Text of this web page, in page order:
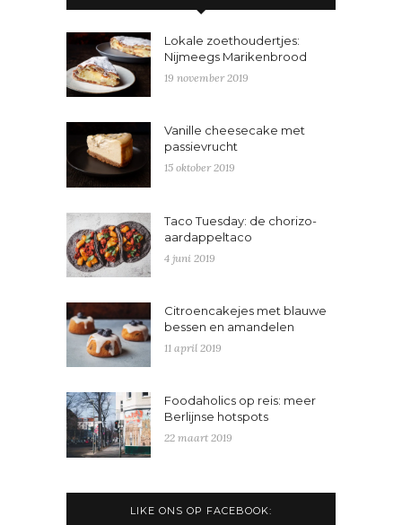
Lokale zoethoudertjes:
Nijmeegs Marikenbrood
19 november 2019
Vanille cheesecake met
passievrucht
15 oktober 2019
Taco Tuesday: de chorizo-
aardappeltaco
4 juni 2019
Citroencakejes met blauwe
bessen en amandelen
11 april 2019
Foodaholics op reis: meer
Berlijnse hotspots
22 maart 2019
LIKE ONS OP FACEBOOK: